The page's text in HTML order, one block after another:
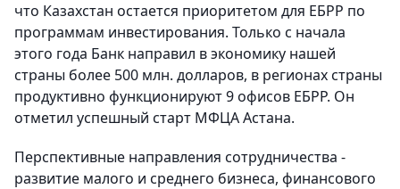
что Казахстан остается приоритетом для ЕБРР по
программам инвестирования. Только с начала
этого года Банк направил в экономику нашей
страны более 500 млн. долларов, в регионах страны
продуктивно функционируют 9 офисов ЕБРР. Он
отметил успешный старт МФЦА Астана.
Перспективные направления сотрудничества -
развитие малого и среднего бизнеса, финансового